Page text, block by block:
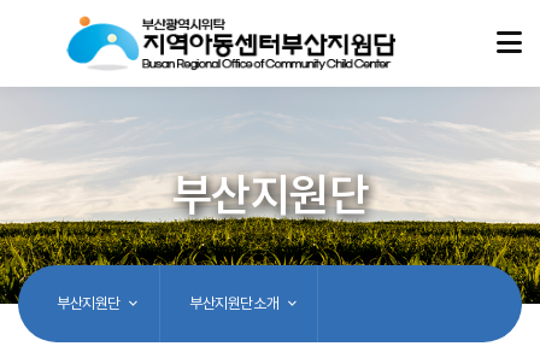
부산지원단
부산지원단 부산지원단소개